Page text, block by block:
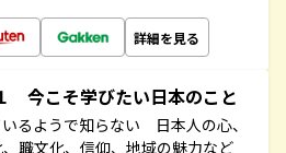
詳細を見る
今こそ学びたい日本のこと
るようで知らない 日本人の心、
職文化、信仰、地域の魅力など